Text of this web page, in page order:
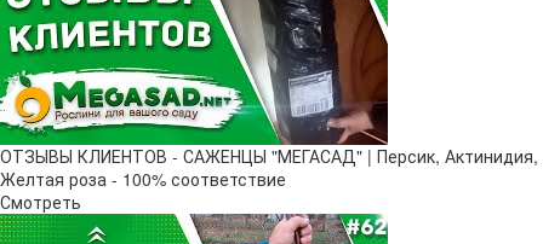
ОТЗЫВЫ КЛИЕНТОВ - САЖЕНЦЫ "МЕГАСАД" | Персик, Актинидия,
Желтая роза - 100% соответствие
Смотреть